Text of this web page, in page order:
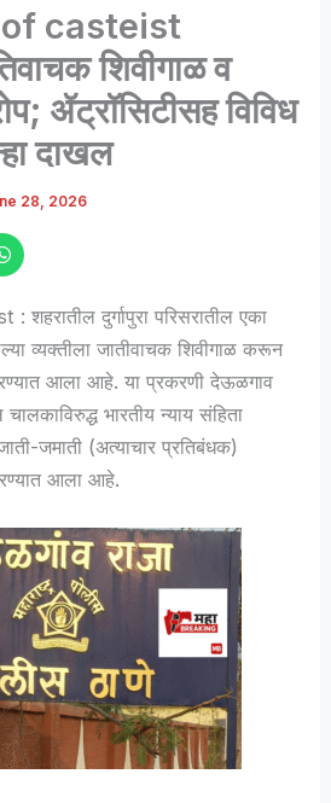
casteist
शिवीगाळ व
ॲट्रॉसिटीसह विविध
दाखल
28, 2026
दुर्गापुरा परिसरातील एका
व्यक्तीला जातीवाचक शिवीगाळ करून
आला आहे. या प्रकरणी देऊळगाव
भारतीय न्याय संहिता
जमाती (अत्याचार प्रतिबंधक)
आला आहे.